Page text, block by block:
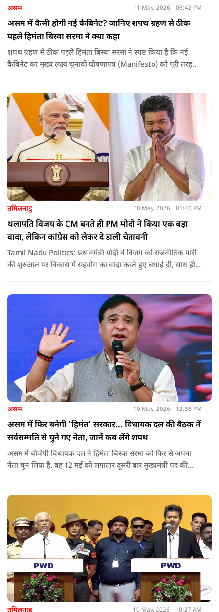
असम 11 May, 2026 06:42 PM
असम में कैसी होगी नई कैबिनेट? जानिए शपथ ग्रहण से ठीक
पहले हिमंता बिस्वा सरमा ने क्या कहा
शपथ ग्रहण से ठीक पहले हिमंता बिस्वा सरमा ने स्पष्ट किया है कि नई
कैबिनेट का मुख्य लक्ष्य चुनावी घोषणापत्र (Manifesto) को पूरी तरह
तमिलनाडु 10 May, 2026 01:40 PM
थलापति विजय के CM बनते ही PM मोदी ने किया एक बड़ा
वादा, लेकिन कांग्रेस को लेकर दे डाली चेतावनी
Tamil Nadu Politics: प्रधानमंत्री मोदी ने विजय को राजनीतिक पारी
की शुरुआत पर विकास में सहयोग का वादा करते हुए बधाई दी, साथ ही
असम 10 May, 2026 12:36 PM
असम में फिर बनेगी 'हिमंत' सरकार... विधायक दल की बैठक में
सर्वसम्मति से चुने गए नेता, जानें कब लेंगे शपथ
असम में बीजेपी विधायक दल ने हिमंता बिस्वा सरमा को फिर से अपना
नेता चुन लिया है. वह 12 मई को लगातार दूसरी बार मुख्यमंत्री पद की
तमिलनाडु 10 May, 2026 10:27 AM